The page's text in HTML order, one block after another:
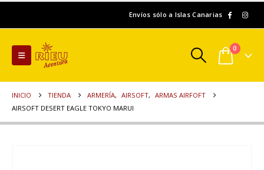
Envíos sólo a Islas Canarias
0
INICIO TIENDA ARMERÍA, AIRSOFT, ARMAS AIRFOFT
AIRSOFT DESERT EAGLE TOKYO MARUI